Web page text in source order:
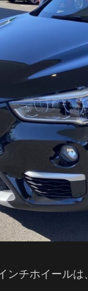
ンチホイール